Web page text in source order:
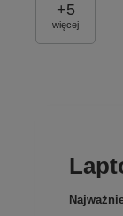
+5
więcej